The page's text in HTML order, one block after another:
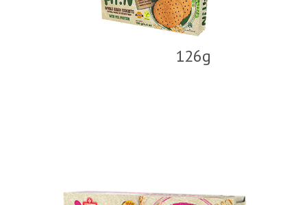
126g